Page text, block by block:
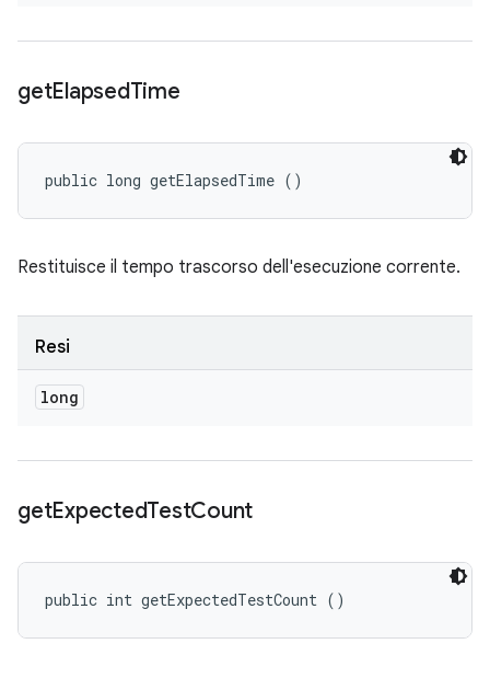
getElapsedTime
public long getElapsedTime ()
Restituisce il tempo trascorso dell'esecuzione corrente.
Resi
long
getExpectedTestCount
public int getExpectedTestCount ()